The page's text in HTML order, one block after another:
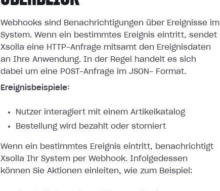
Webhooks sind Benachrichtigungen über Ereignisse im
System. Wenn ein bestimmtes Ereignis eintritt, sendet
Xsolla eine HTTP-Anfrage mitsamt den Ereignisdaten
an Ihre Anwendung. In der Regel handelt es sich
dabei um eine POST-Anfrage im JSON- Format.
Ereignisbeispiele:
Nutzer interagiert mit einem Artikelkatalog
Bestellung wird bezahlt oder storniert
Wenn ein bestimmtes Ereignis eintritt, benachrichtigt
Xsolla Ihr System per Webhook. Infolgedessen
können Sie Aktionen einleiten, wie zum Beispiel: